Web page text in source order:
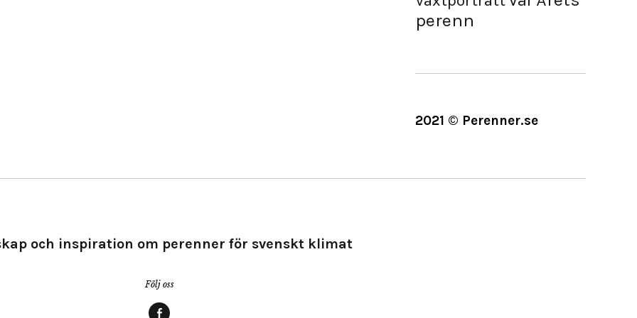
perenn
2021 © Perenner.se
och inspiration om perenner för svenskt klimat
Följ oss